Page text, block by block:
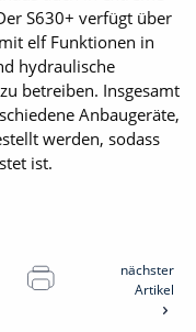
S630+ verfügt über
elf Funktionen in
hydraulische
betreiben. Insgesamt
Anbaugeräte,
werden, sodass
ist.
nächster
Artikel